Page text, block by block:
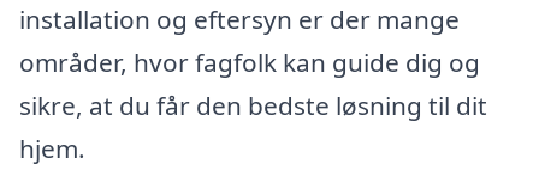
installation og eftersyn er der mange
områder, hvor fagfolk kan guide dig og
sikre, at du får den bedste løsning til dit
hjem.